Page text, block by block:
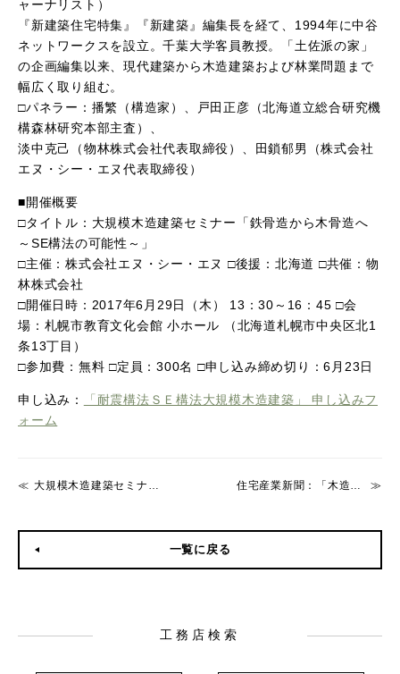
ャーナリスト）
『新建築住宅特集』『新建築』編集長を経て、1994年に中谷
ネットワークスを設立。千葉大学客員教授。「土佐派の家」
の企画編集以来、現代建築から木造建築および林業問題まで
幅広く取り組む。
□パネラー：播繁（構造家）、戸田正彦（北海道立総合研究機
構森林研究本部主査）、
淡中克己（物林株式会社代表取締役）、田鎖郁男（株式会社
エヌ・シー・エヌ代表取締役）
■開催概要
□タイトル：大規模木造建築セミナー「鉄骨造から木骨造へ
～SE構法の可能性～」
□主催：株式会社エヌ・シー・エヌ □後援：北海道 □共催：物
林株式会社
□開催日時：2017年6月29日（木） 13：30～16：45 □会
場：札幌市教育文化会館 小ホール （北海道札幌市中央区北1
条13丁目）
□参加費：無料 □定員：300名 □申し込み締め切り：6月23日
申し込み：
「耐震構法ＳＥ構法大規模木造建築」 申し込みフ
ォーム
大規模木造建築セミナー「鉄骨造から木骨造へ」 ～SE構法の可能性～ 住宅産業新聞：「木造住宅ＢＩＭの新たな可能性 第2回」が掲載
一覧に戻る
工務店検索